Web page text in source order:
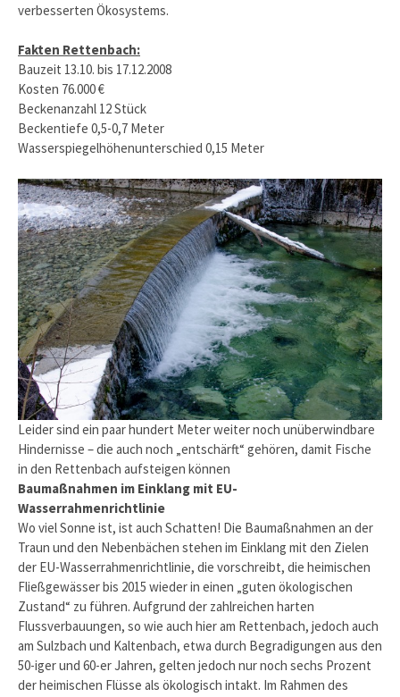
verbesserten Ökosystems.
Fakten Rettenbach:
Bauzeit 13.10. bis 17.12.2008
Kosten 76.000 €
Beckenanzahl 12 Stück
Beckentiefe 0,5-0,7 Meter
Wasserspiegelhöhenunterschied 0,15 Meter
Leider sind ein paar hundert Meter weiter noch unüberwindbare
Hindernisse – die auch noch „entschärft“ gehören, damit Fische
in den Rettenbach aufsteigen können
Baumaßnahmen im Einklang mit EU-
Wasserrahmenrichtlinie
Wo viel Sonne ist, ist auch Schatten! Die Baumaßnahmen an der
Traun und den Nebenbächen stehen im Einklang mit den Zielen
der EU-Wasserrahmenrichtlinie, die vorschreibt, die heimischen
Fließgewässer bis 2015 wieder in einen „guten ökologischen
Zustand“ zu führen. Aufgrund der zahlreichen harten
Flussverbauungen, so wie auch hier am Rettenbach, jedoch auch
am Sulzbach und Kaltenbach, etwa durch Begradigungen aus den
50-iger und 60-er Jahren, gelten jedoch nur noch sechs Prozent
der heimischen Flüsse als ökologisch intakt. Im Rahmen des